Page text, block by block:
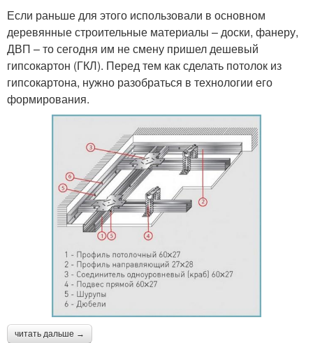
Если раньше для этого использовали в основном
деревянные строительные материалы – доски, фанеру,
ДВП – то сегодня им не смену пришел дешевый
гипсокартон (ГКЛ). Перед тем как сделать потолок из
гипсокартона, нужно разобраться в технологии его
формирования.
читать дальше →